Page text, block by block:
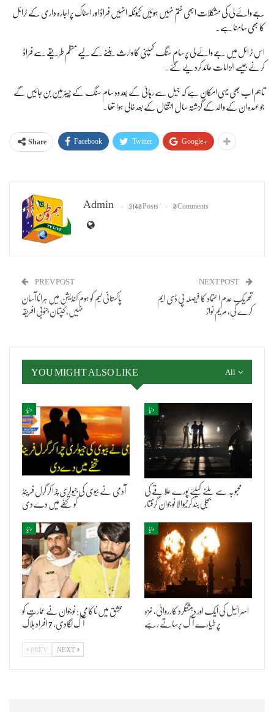
جے وائے لی کی مشکلات ابھی ختم نہیں ہوئیں کیونکہ انہیں فراڈ اور اسٹاک پر اجارہ داری کے ٹرائل
کا بھی سامنا ہے۔
اس ٹرائل میں جے وائے لی پر سام سنگ کمپنی کا وارث بننے کے لیے منظم طریقے سے فراڈ
کرنے جیسے الزامات عائد کردیے گئے۔
تاہم اب بھی یہی امکان ہے کہ جیل سے رہائی کے بعد وہ سام سنگ کے چیئرمین بن جائیں گے
جو عہدہ ان کے والد کے گزشتہ سال انتقال کے بعد خالی ہوا تھا۔
Share Facebook Twitter Google+
Admin 3140 Posts 0 Comments
PREV POST
پاکستانی ٹیم کو ہوم کنڈیشن میں ہرانا آسان
نہیں، کپتان جنوبی افریقہ
NEXT POST
تحریک عدم اعتماد کا فیصلہ پی ڈی ایم
کرے گی، مریم نواز
All
YOU MIGHT ALSO LIKE
دنیا
آدمی نے بیوی کی جیولری چرا کر گرل فرینڈ
کو تحفے میں دے دی
دنیا
محبوبہ سے ملنے کیلئے پورے علاقے کی
بجلی بند کرنیوالا نوجوان گرفتار
دنیا
عشق میں ناکامی : نوجوان نے عمارت کو
آگ لگادی، 7 افراد ہلاک
دنیا
اسرائیل کی ایک اور دہشتگرد کارروائی، غزہ
پر طیارے آگ برساتے رہے
PREV NEXT